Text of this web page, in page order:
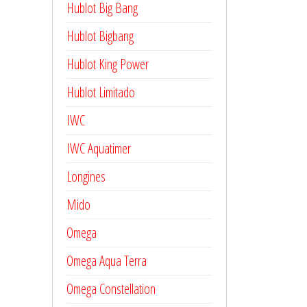
Hublot Big Bang
Hublot Bigbang
Hublot King Power
Hublot Limitado
IWC
IWC Aquatimer
Longines
Mido
Omega
Omega Aqua Terra
Omega Constellation